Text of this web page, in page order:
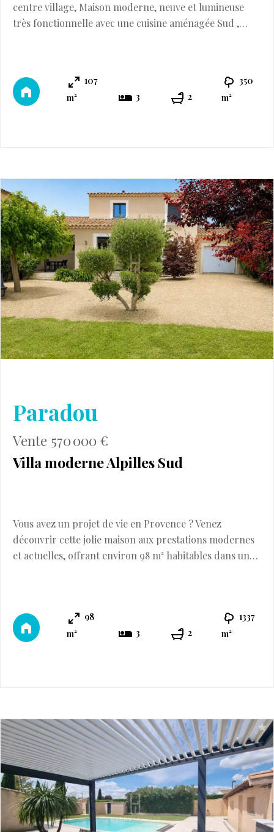
centre village, Maison moderne, neuve et lumineuse
très fonctionnelle avec une cuisine aménagée Sud ,
salle d'eau avec douche Italienne .Bel escalier bois avec
107
m²
3 2
350
m²
Paradou
Vente 570 000 €
Villa moderne Alpilles Sud
Vous avez un projet de vie en Provence ? Venez
découvrir cette jolie maison aux prestations modernes
et actuelles, offrant environ 98 m² habitables dans un
américaine entièrement équipée, ouverte sur une
agréable terrasse semi-couverte côté ...
98
m²
3 2
1337
m²